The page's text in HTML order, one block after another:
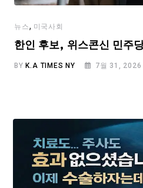
뉴스, 미국사회
한인 후보, 위스콘신 민주
BY K.A TIMES NY 7월 31, 2026